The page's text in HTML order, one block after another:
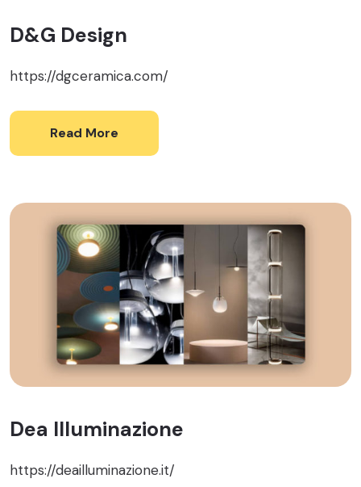
D&G Design
https://dgceramica.com/
Read More
Dea Illuminazione
https://deailluminazione.it/